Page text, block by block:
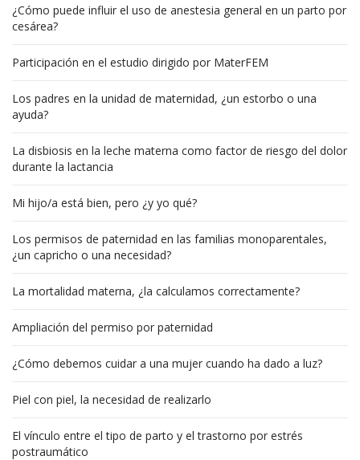
¿Cómo puede influir el uso de anestesia general en un parto por
cesárea?
Participación en el estudio dirigido por MaterFEM
Los padres en la unidad de maternidad, ¿un estorbo o una
ayuda?
La disbiosis en la leche materna como factor de riesgo del dolor
durante la lactancia
Mi hijo/a está bien, pero ¿y yo qué?
Los permisos de paternidad en las familias monoparentales,
¿un capricho o una necesidad?
La mortalidad materna, ¿la calculamos correctamente?
Ampliación del permiso por paternidad
¿Cómo debemos cuidar a una mujer cuando ha dado a luz?
Piel con piel, la necesidad de realizarlo
El vínculo entre el tipo de parto y el trastorno por estrés
postraumático